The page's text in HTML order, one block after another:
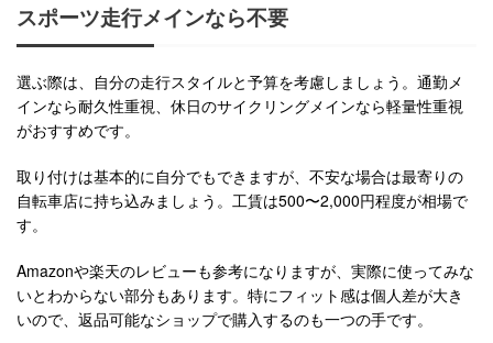
スポーツ走行メインなら不要
選ぶ際は、自分の走行スタイルと予算を考慮しましょう。通勤メ
インなら耐久性重視、休日のサイクリングメインなら軽量性重視
がおすすめです。
取り付けは基本的に自分でもできますが、不安な場合は最寄りの
自転車店に持ち込みましょう。工賃は500〜2,000円程度が相場で
す。
Amazonや楽天のレビューも参考になりますが、実際に使ってみな
いとわからない部分もあります。特にフィット感は個人差が大き
いので、返品可能なショップで購入するのも一つの手です。